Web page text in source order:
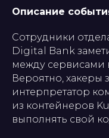
Описание
Сотрудники
Digital Bank
между сервисами
Вероятно, хакеры
интерпретатор
из контейнеров
выполнять свой